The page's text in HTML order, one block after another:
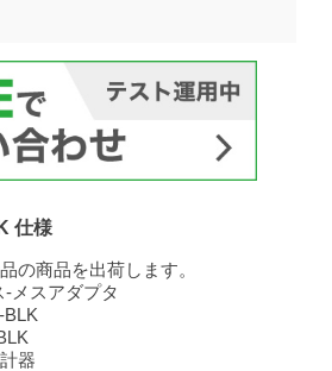
仕様
の商品を出荷します。
メスアダプタ
BLK
器